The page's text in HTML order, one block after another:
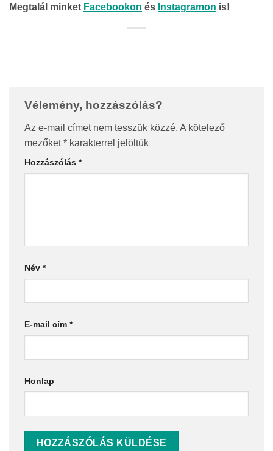
Megtalál minket Facebookon és Instagramon is!
Vélemény, hozzászólás?
Az e-mail címet nem tesszük közzé. A kötelező
mezőket* karakterrel jelöltük
Hozzászólás *
Név *
E-mail cím *
Honlap